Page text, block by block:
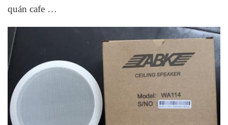
quán cafe …